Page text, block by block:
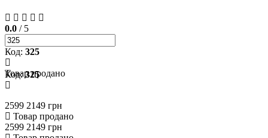
0.0 / 5
Код: 325
Товар продано
Код:325
2599 2149 грн
Товар продано
2599 2149 грн